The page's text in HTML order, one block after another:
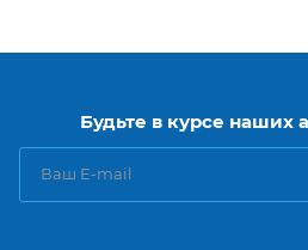
Будьте в курсе наших